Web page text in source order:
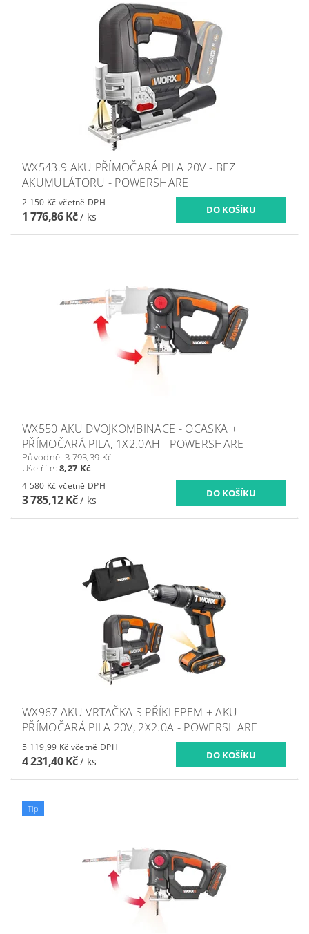
WX543.9 AKU PŘÍMOČARÁ PILA 20V - BEZ
AKUMULÁTORU - POWERSHARE
2 150 Kč včetně DPH
1 776,86 Kč/ ks
WX550 AKU DVOJKOMBINACE - OCASKA +
PŘÍMOČARÁ PILA, 1X2.0AH - POWERSHARE
Původně: 3 793,39 Kč
Ušetříte:8,27 Kč
4 580 Kč včetně DPH
3 785,12 Kč/ ks
WX967 AKU VRTAČKA S PŘÍKLEPEM + AKU
PŘÍMOČARÁ PILA 20V, 2X2.0A - POWERSHARE
5 119,99 Kč včetně DPH
4 231,40 Kč/ ks
Tip